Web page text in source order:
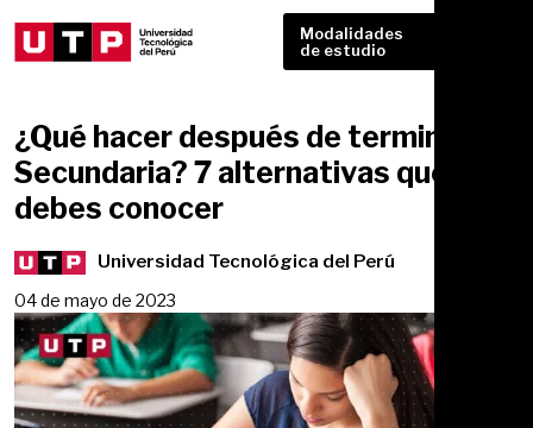
Modalidades
de estudio
¿Qué hacer después de terminar la
Secundaria? 7 alternativas que
debes conocer
Universidad Tecnológica del Perú
04 de mayo de 2023